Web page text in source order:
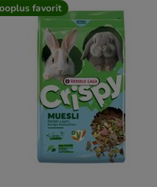
favorit